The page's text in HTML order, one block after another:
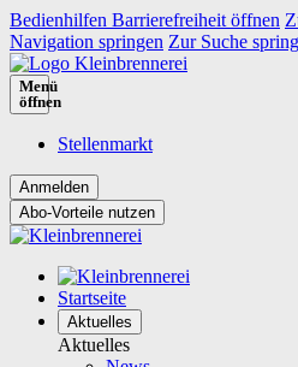
Bedienhilfen Barrierefreiheit öffnen
Navigation springen Zur Suche
Menü
öffnen
Stellenmarkt
Abo-Vorteile nutzen
Startseite
Aktuelles
Aktuelles